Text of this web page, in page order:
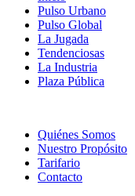
Pulso Urbano
Pulso Global
La Jugada
Tendenciosas
La Industria
Plaza Pública
Quiénes Somos
Nuestro Propósito
Tarifario
Contacto